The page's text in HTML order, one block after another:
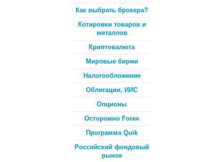
Как выбрать брокера?
Котировки товаров и
металлов
Криптовалюта
Мировые биржи
Налогообложение
Облигации, ИИС
Опционы
Осторожно Forex
Программа Quik
Российский фондовый
рынок